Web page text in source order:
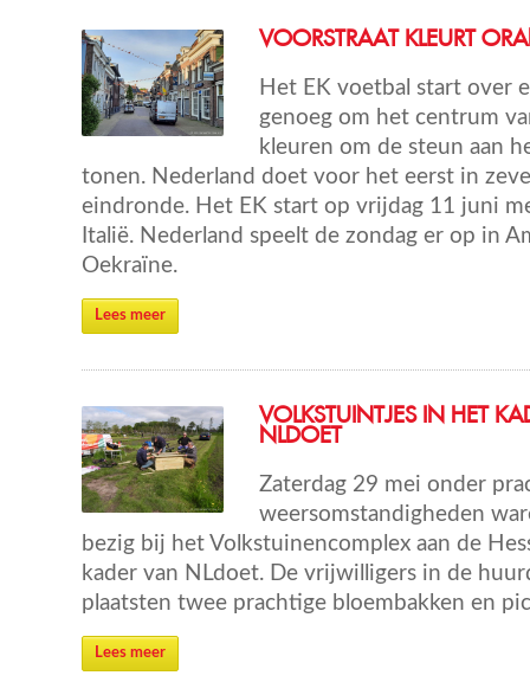
VOORSTRAAT KLEURT
Het EK voetbal start over
genoeg om het centrum
kleuren om de steun aan
tonen. Nederland doet voor het eerst in
eindronde. Het EK start op vrijdag 11 juni
Italië. Nederland speelt de zondag er op in
Oekraïne.
Lees meer
VOLKSTUINTJES IN HET
NLDOET
Zaterdag 29 mei onder
weersomstandigheden
bezig bij het Volkstuinencomplex aan de
kader van NLdoet. De vrijwilligers in de
plaatsten twee prachtige bloembakken en
Lees meer